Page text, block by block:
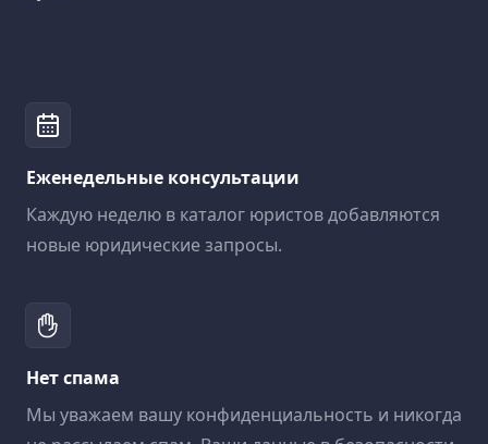
Еженедельные консультации
Каждую неделю в каталог юристов добавляются
новые юридические запросы.
Нет спама
Мы уважаем вашу конфиденциальность и никогда